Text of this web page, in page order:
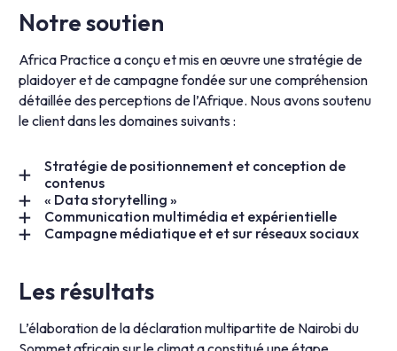
Notre soutien
Africa Practice a conçu et mis en œuvre une stratégie de
plaidoyer et de campagne fondée sur une compréhension
détaillée des perceptions de l’Afrique. Nous avons soutenu
le client dans les domaines suivants :
Stratégie de positionnement et conception de
contenus
« Data storytelling »
Communication multimédia et expérientielle
Campagne médiatique et et sur réseaux sociaux
Les résultats
L’élaboration de la déclaration multipartite de Nairobi du